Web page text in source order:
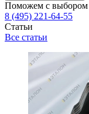
Поможем с выбором
8 (495) 221-64-55
Статьи
Все статьи